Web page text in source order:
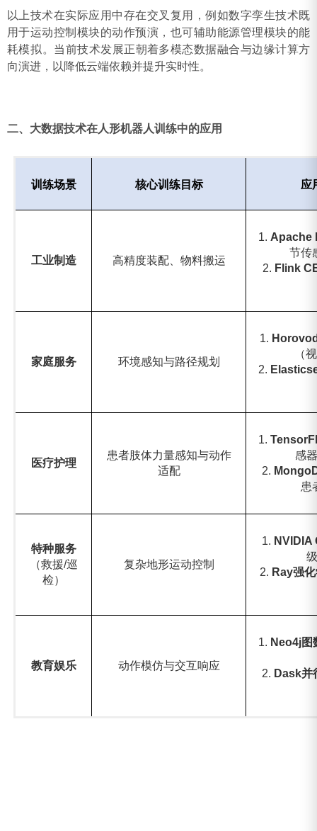
以上技术在实际应用中存在交叉复用，例如数字孪生技术既
用于运动控制模块的动作预演，也可辅助能源管理模块的能
耗模拟‌。当前技术发展正朝着多模态数据融合与边缘计算方
向演进，以降低云端依赖并提升实时性‌。
二、大数据技术在人形机器人训练中的应用
训练场景‌ ‌核心训练目标‌ 应
工业制造 高精度装配、物料搬运
1. Apache
节传
2. ‌ Flink
家庭服务 环境感知与路径规划
1.
（
2. ‌
医疗护理
患者肢体力量感知与动作
适配
1.
感
2. ‌
患
特种服务
（救援/巡
检）
复杂地形运动控制
1. NVIDIA
2. ‌ Ray强
教育娱乐 动作模仿与交互响应
1. Neo4j图
2. ‌ Dask并